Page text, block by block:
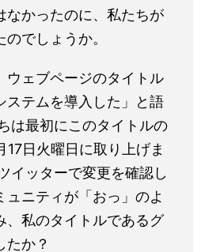
なかったのに、私たちが
でしょうか。
ウェブページのタイトル
ステムを導入した」と語
は最初にこのタイトルの
17日火曜日に取り上げま
イッターで変更を確認し
ュニティが「おっ」のよ
、私のタイトルであるグ
たか？